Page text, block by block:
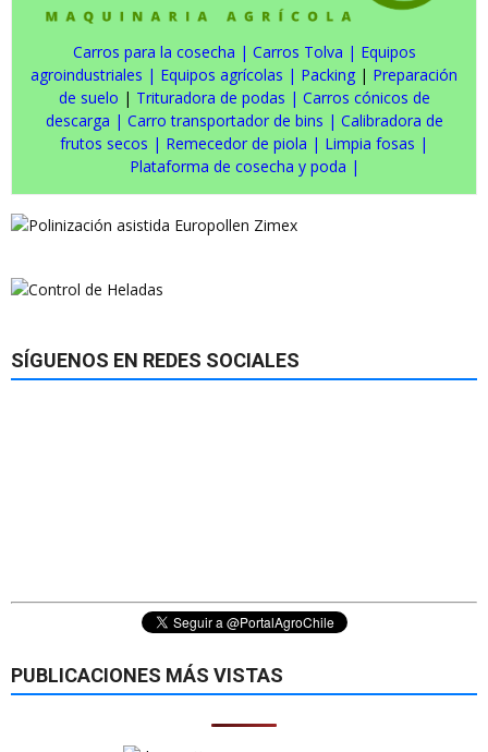
Carros para la cosecha | Carros Tolva | Equipos
agroindustriales | Equipos agrícolas | Packing | Preparación
de suelo | Trituradora de podas | Carros cónicos de
descarga | Carro transportador de bins | Calibradora de
frutos secos | Remecedor de piola | Limpia fosas |
Plataforma de cosecha y poda |
SÍGUENOS EN REDES SOCIALES
PUBLICACIONES MÁS VISTAS